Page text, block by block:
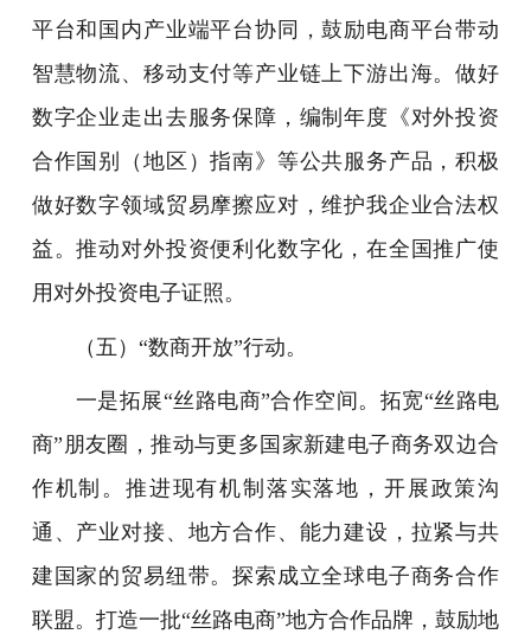
平台和国内产业端平台协同，鼓励电商平台带动
智慧物流、移动支付等产业链上下游出海。做好
数字企业走出去服务保障，编制年度《对外投资
合作国别（地区）指南》等公共服务产品，积极
做好数字领域贸易摩擦应对，维护我企业合法权
益。推动对外投资便利化数字化，在全国推广使
用对外投资电子证照。
（五）“数商开放”行动。
一是拓展“丝路电商”合作空间。拓宽“丝路电
商”朋友圈，推动与更多国家新建电子商务双边合
作机制。推进现有机制落实落地，开展政策沟
通、产业对接、地方合作、能力建设，拉紧与共
建国家的贸易纽带。探索成立全球电子商务合作
联盟。打造一批“丝路电商”地方合作品牌，鼓励地